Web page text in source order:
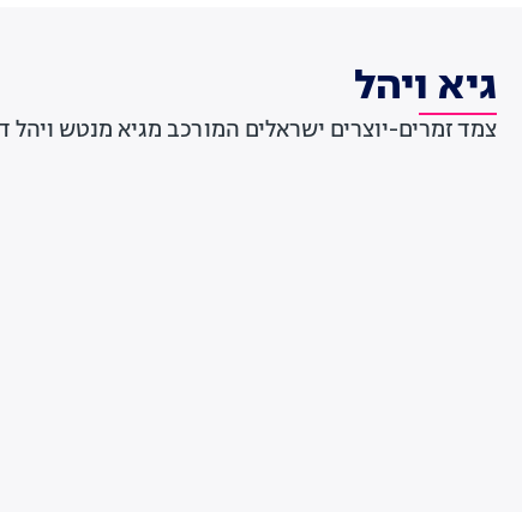
גיא ויהל
צמד זמרים-יוצרים ישראלים המורכב מגיא מנטש ויהל